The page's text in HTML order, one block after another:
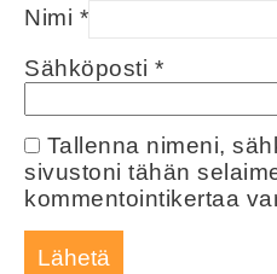
Nimi *
Sähköposti *
Tallenna nimeni,
sivustoni tähän
kommentointikertaa